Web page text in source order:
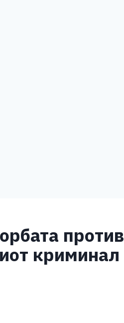
против
криминал